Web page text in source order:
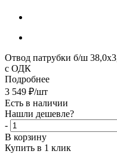
Отвод патрубки б/ш
с ОДК
Подробнее
3 549 ₽/шт
Есть в наличии
Нашли дешевле?
-
В корзину
Купить в 1 клик